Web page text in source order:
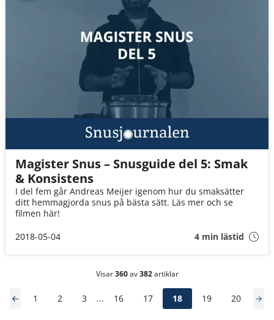
Magister Snus – Snusguide del 5: Smak
& Konsistens
I del fem går Andreas Meijer igenom hur du smaksätter
ditt hemmagjorda snus på bästa sätt. Läs mer och se
filmen här!
2018-05-04
4 min lästid
Visar360av382artiklar
1 2 3 ... 16 17 18 19 20